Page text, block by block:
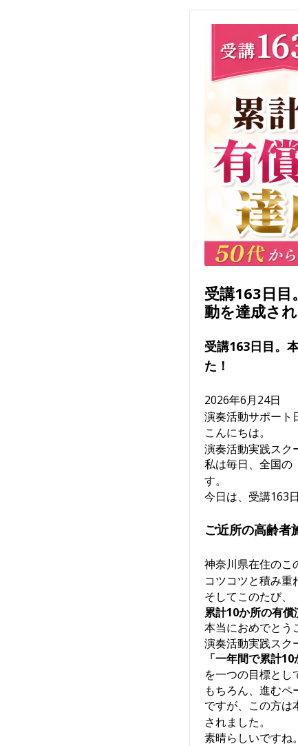
受講163日
動を達成さ
受講163日目。
た！
2026年6月24日
演奏活動サポート
こんにちは。
演奏活動実践スク
私は毎日、全国の
す。
今日は、受講163
ご近所の高齢者
神奈川県在住のこ
コツコツと積み重
そしてこのたび、
累計10か所の有償
本当におめでとう
演奏活動実践スク
「一年間で累計
を一つの目標とし
もちろん、進むペ
ですが、この方は
されました。
素晴らしいですね。